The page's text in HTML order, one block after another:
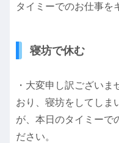
タイミーでのお仕事を
寝坊で休む
・大変申し訳ござい
おり、寝坊をしてしま
が、本日のタイミーで
ださい。